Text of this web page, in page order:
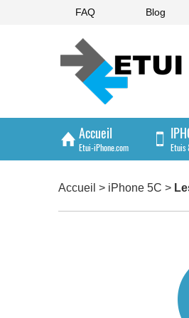
FAQ Blog
Accueil
Etui-iPhone.com Etuis
Etuis et coques
Accueil > iPhone 5C >